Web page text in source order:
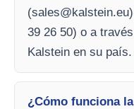
(sales@kalstein.eu
39 26 50) o a
Kalstein en su país.
¿Cómo funciona